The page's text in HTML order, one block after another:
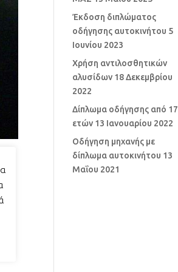
Έκδοση διπλώματος
οδήγησης αυτοκινήτου 5
Ιουνίου 2023
Χρήση αντιλοσθητικών
αλυσίδων 18 Δεκεμβρίου
2022
Δίπλωμα οδήγησης από 17
ετών 13 Ιανουαρίου 2022
Οδήγηση μηχανής με
δίπλωμα αυτοκινήτου 13
Μαΐου 2021